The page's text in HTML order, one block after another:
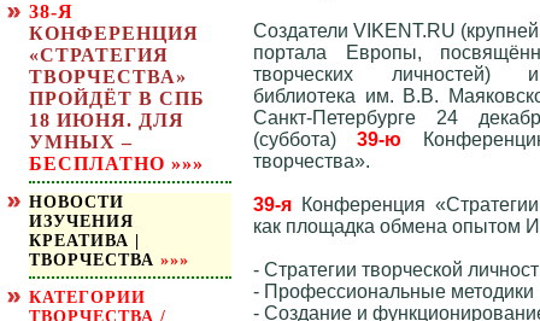
38-Я
КОНФЕРЕНЦИЯ
«СТРАТЕГИЯ
ТВОРЧЕСТВА»
ПРОЙДЁТ В СПБ
18 ИЮНЯ. ДЛЯ
УМНЫХ –
БЕСПЛАТНО »»»
НОВОСТИ
ИЗУЧЕНИЯ
КРЕАТИВА |
ТВОРЧЕСТВА »»»
КАТЕГОРИИ
ТВОРЧЕСТВА /
Создатели VIKENT.RU
портала Европы,
творческих личностей)
библиотека им. В.В.
Санкт-Петербурге 24
(суббота)39-ю
творчества».
39-я Конференция
как площадка обмена опытом
- Стратегии творческой
- Профессиональные методики
- Создание и